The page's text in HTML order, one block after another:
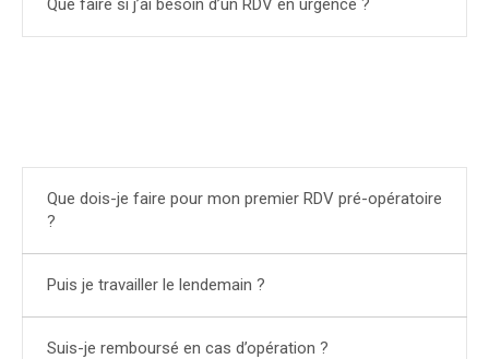
Que faire si j’ai besoin d’un RDV en urgence ?
Que dois-je faire pour mon premier RDV pré-opératoire
?
Puis je travailler le lendemain ?
Suis-je remboursé en cas d’opération ?